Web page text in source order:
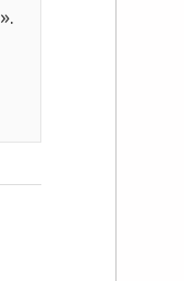
».